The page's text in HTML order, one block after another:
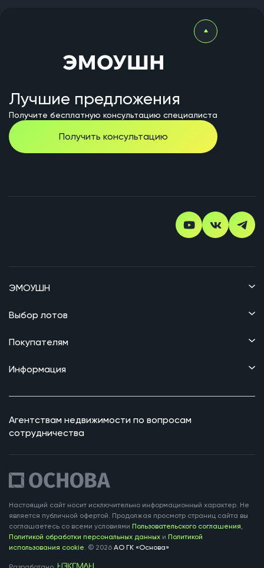
Лучшие предложения
Получите бесплатную консультацию специалиста
Получить консультацию
ЭМОУШН
Выбор лотов
Покупателям
Информация
Агентствам недвижимости по вопросам
сотрудничества
Настоящий сайт носит исключительно информационный характер. Не
является публичной офертой. Продолжая просмотр страниц сайта вы
соглашаетесь со всеми условиями Пользовательского соглашения,
Политикой обработки персональных данных и Политикой
использования cookie. © 2026 АО ГК «Основа»